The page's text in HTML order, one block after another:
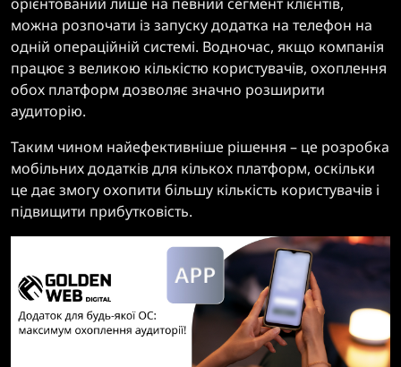
можна розпочати із запуску додатка на телефон на
одній операційній системі. Водночас, якщо компанія
працює з великою кількістю користувачів, охоплення
обох платформ дозволяє значно розширити
аудиторію.
Таким чином найефективніше рішення – це розробка
мобільних додатків для кількох платформ, оскільки
це дає змогу охопити більшу кількість користувачів і
підвищити прибутковість.